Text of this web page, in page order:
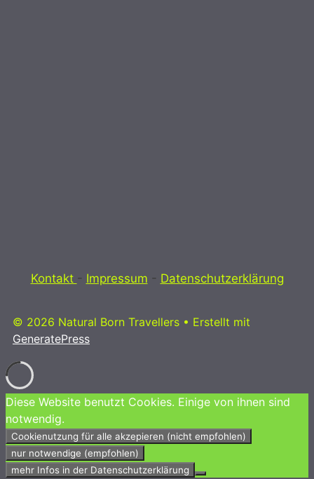
Kontakt - Impressum - Datenschutzerklärung
© 2026 Natural Born Travellers • Erstellt mit
GeneratePress
Diese Website benutzt Cookies. Einige von ihnen sind
notwendig.
Cookienutzung für alle akzepieren (nicht empfohlen)
nur notwendige (empfohlen)
mehr Infos in der Datenschutzerklärung